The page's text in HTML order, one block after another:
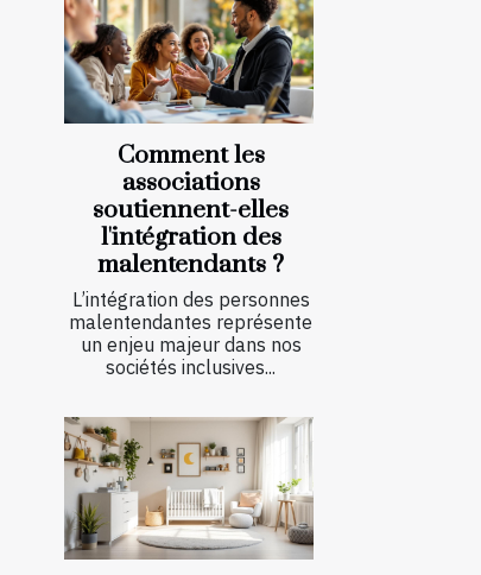
Comment les
associations
soutiennent-elles
l'intégration des
malentendants ?
L’intégration des personnes
malentendantes représente
un enjeu majeur dans nos
sociétés inclusives...